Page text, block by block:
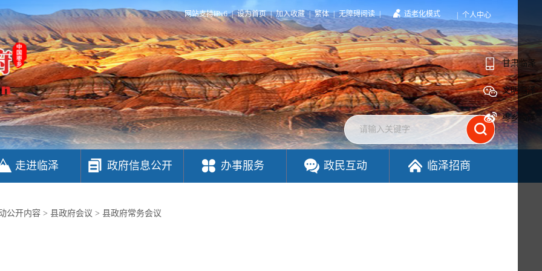
网站支持IPv6 | 设为首页 | 加入收藏 | 繁体 | 无障碍阅读 | 适老化模式 个人中心
走进临泽 政府信息公开 办事服务 政民互动 临泽招商
公开内容 > 县政府会议 > 县政府常务会议
甘肃临泽
文明临泽
枣乡临泽